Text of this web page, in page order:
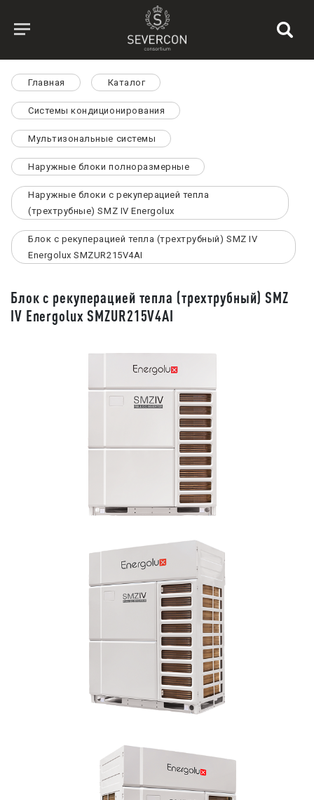
Главная Каталог
Системы кондиционирования
Мультизональные системы
Наружные блоки полноразмерные
Наружные блоки с рекуперацией тепла
(трехтрубные) SMZ IV Energolux
Блок с рекуперацией тепла (трехтрубный) SMZ IV
Energolux SMZUR215V4AI
Блок с рекуперацией тепла (трехтрубный) SMZ
IV Energolux SMZUR215V4AI